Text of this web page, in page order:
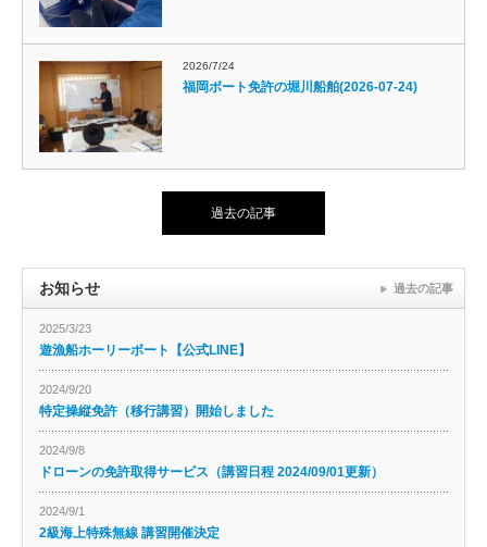
2026/7/24
福岡ボート免許の堀川船舶(2026-07-24)
過去の記事
お知らせ
2025/3/23
遊漁船ホーリーボート【公式LINE】
2024/9/20
特定操縦免許（移行講習）開始しました
2024/9/8
ドローンの免許取得サービス（講習日程 2024/09/01更新）
2024/9/1
2級海上特殊無線 講習開催決定
過去の記事